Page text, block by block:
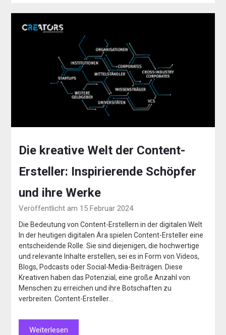
Die kreative Welt der Content-
Ersteller: Inspirierende Schöpfer
und ihre Werke
Veröffentlicht am 15 Februar 2024
Die Bedeutung von Content-Erstellern in der digitalen Welt
In der heutigen digitalen Ära spielen Content-Ersteller eine
entscheidende Rolle. Sie sind diejenigen, die hochwertige
und relevante Inhalte erstellen, sei es in Form von Videos,
Blogs, Podcasts oder Social-Media-Beiträgen. Diese
Kreativen haben das Potenzial, eine große Anzahl von
Menschen zu erreichen und ihre Botschaften zu
verbreiten. Content-Ersteller…
Weiterlesen